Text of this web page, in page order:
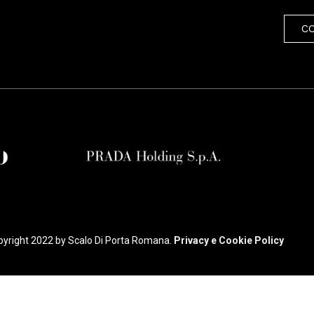
2022 by Scalo Di Porta Romana. Privacy e Cookie Policy